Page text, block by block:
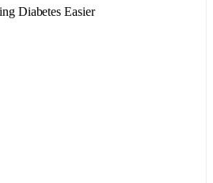
Diabetes Easier